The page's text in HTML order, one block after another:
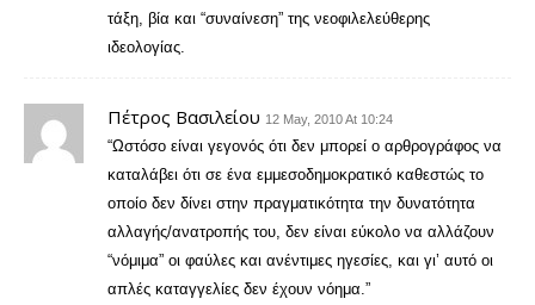
τάξη, βία και “συναίνεση” της νεοφιλελεύθερης
ιδεολογίας.
Πέτρος Βασιλείου 12 May, 2010 At 10:24
“Ωστόσο είναι γεγονός ότι δεν μπορεί ο αρθρογράφος να
καταλάβει ότι σε ένα εμμεσοδημοκρατικό καθεστώς το
οποίο δεν δίνει στην πραγματικότητα την δυνατότητα
αλλαγής/ανατροπής του, δεν είναι εύκολο να αλλάζουν
“νόμιμα” οι φαύλες και ανέντιμες ηγεσίες, και γι’ αυτό οι
απλές καταγγελίες δεν έχουν νόημα.”